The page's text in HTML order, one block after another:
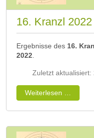
16. Kranzl 2022
Ergebnisse des 16.
2022
Zuletzt
Weiterlesen …